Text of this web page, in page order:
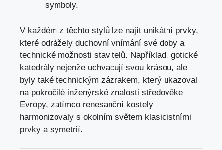
symboly.
V každém z těchto stylů lze najít unikátní prvky,
které ⁤odrážely duchovní vnímání své doby a
‌technické možnosti stavitelů. Například, gotické
katedrály nejenže uchvacují svou krásou, ale
byly také technickým zázrakem,⁣ který ukazoval
na pokročilé inženýrské znalosti středověke
Evropy, zatímco renesanční ⁢kostely
harmonizovaly ‍s okolním světem klasicistními
prvky⁢ a⁢ symetrií.